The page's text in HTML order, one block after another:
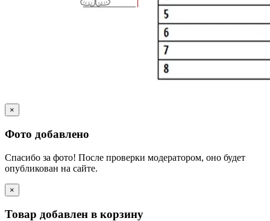
×
Фото добавлено
Спасибо за фото! После проверки модератором, оно будет
опубликован на сайте.
×
Товар добавлен в корзину